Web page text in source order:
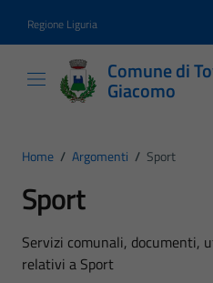
Regione Liguria
Comune di
Giacomo
Home / Argomenti / Sport
Sport
Dettagli
Servizi comunali, documenti,
relativi a Sport